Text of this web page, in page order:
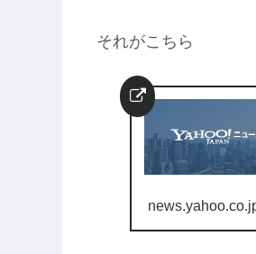
それがこちら